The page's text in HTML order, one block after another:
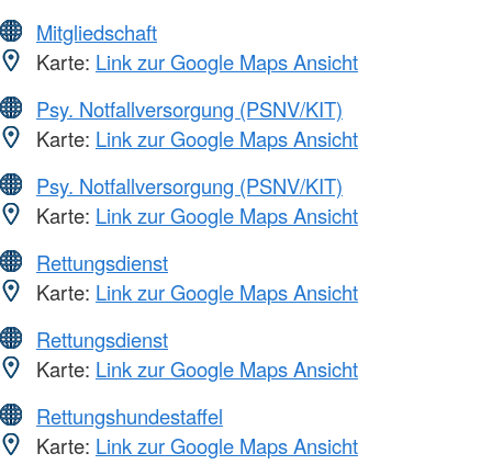
Mitgliedschaft
Karte: Link zur Google Maps Ansicht
Psy. Notfallversorgung (PSNV/KIT)
Karte: Link zur Google Maps Ansicht
Psy. Notfallversorgung (PSNV/KIT)
Karte: Link zur Google Maps Ansicht
Rettungsdienst
Karte: Link zur Google Maps Ansicht
Rettungsdienst
Karte: Link zur Google Maps Ansicht
Rettungshundestaffel
Karte: Link zur Google Maps Ansicht